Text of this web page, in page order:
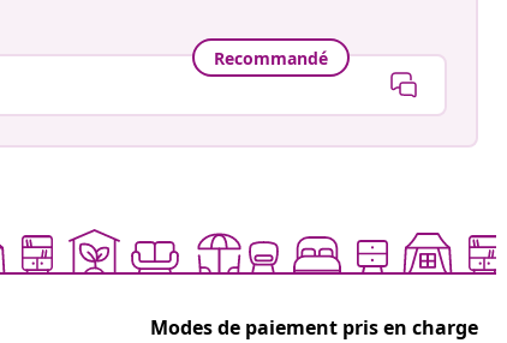
Recommandé
Modes de paiement pris en charge